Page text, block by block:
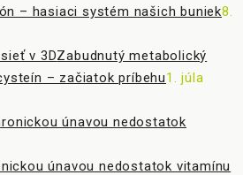
– hasiaci systém našich buniek8.
Zabudnutý metabolický
– začiatok príbehu1. júla
únavou nedostatok vitamínu